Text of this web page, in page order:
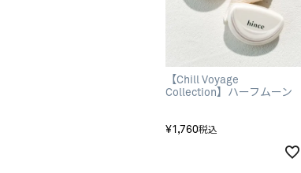
【Chill Voyage
Collection】ハーフムーン
¥1,760税込